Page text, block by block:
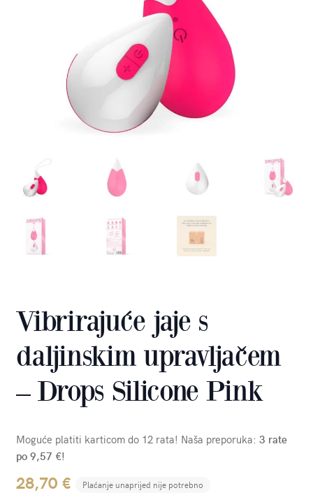
Vibrirajuće jaje s
daljinskim upravljačem
– Drops Silicone Pink
Moguće platiti karticom do 12 rata! Naša preporuka: 3 rate
po 9,57 €!
28,70 € Plaćanje unaprijed nije potrebno